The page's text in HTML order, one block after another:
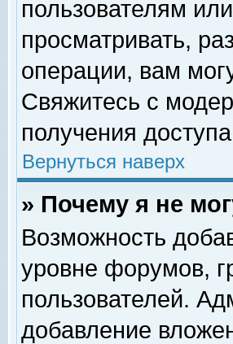
пользователям
просматривать,
операции, вам
Свяжитесь с
получения
Вернуться наверх
» Почему я не
Возможность
уровне форумов,
пользователей.
добавление